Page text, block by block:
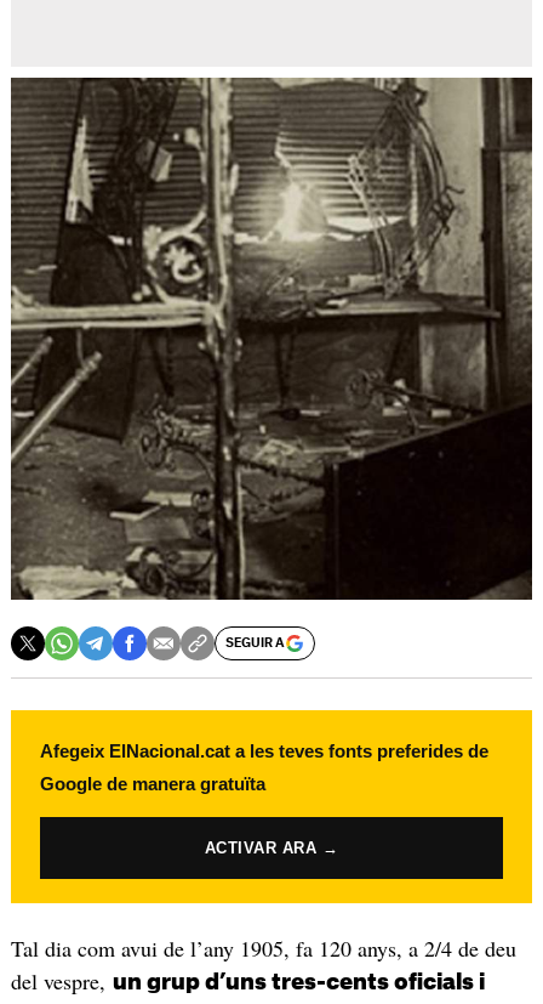
SEGUIR A
Afegeix ElNacional.cat a les teves fonts preferides de
Google de manera gratuïta
ACTIVAR ARA →
Tal dia com avui de l’any 1905, fa 120 anys, a 2/4 de deu
del vespre, un grup d’uns tres-cents oficials i